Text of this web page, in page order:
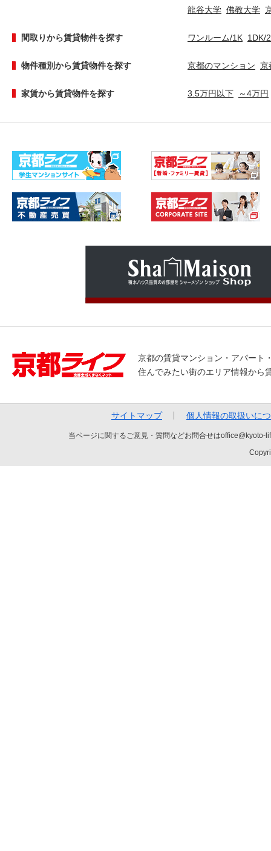
龍谷大学 佛教大学
間取りから賃貸物件を探す ワンルーム/1K 1DK/
物件種別から賃貸物件を探す 京都のマンション 京
家賃から賃貸物件を探す 3.5万円以下 ～4万円
京都の賃貸マンション・アパート
住んでみたい街のエリア情報から
サイトマップ 個人情報の取扱いに
当ページに関するご意見・質問などお問合せは